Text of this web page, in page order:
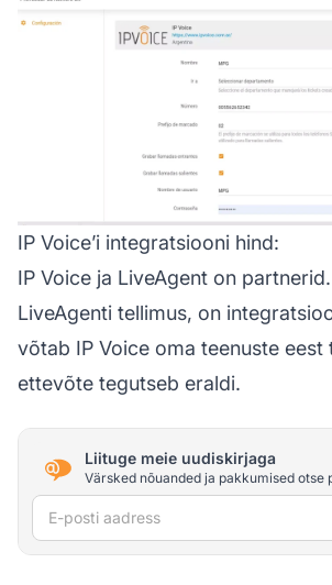
IP Voice’i integratsiooni hind:
IP Voice ja LiveAgent on
LiveAgenti tellimus, on
võtab IP Voice oma teenuste eest
ettevõte tegutseb eraldi.
Liituge meie uudiskirjaga
Värsked nõuanded ja pakkumised otse
E-posti aadress